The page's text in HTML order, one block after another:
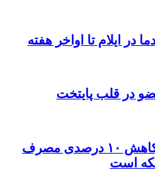
فروشگاه کتاب DMDBook | خرید کتاب فانتزی،
و رمان بدون حذفیات
اندازه گیری؛ چطور
بخریم؟
| قهوه گرنیکا کافی